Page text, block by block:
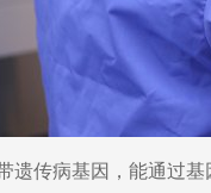
遗传病基因，能通过